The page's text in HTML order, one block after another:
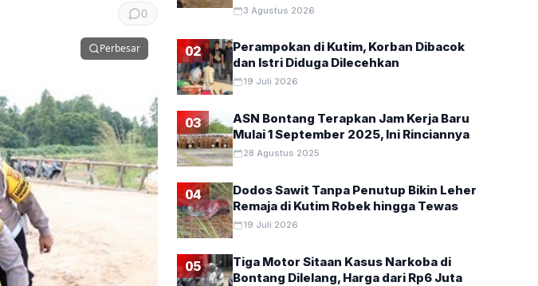
0
Perbesar
3 Agustus 2026
02
Perampokan di Kutim, Korban Dibacok
dan Istri Diduga Dilecehkan
19 Juli 2026
03
ASN Bontang Terapkan Jam Kerja Baru
Mulai 1 September 2025, Ini Rinciannya
28 Agustus 2025
04
Dodos Sawit Tanpa Penutup Bikin Leher
Remaja di Kutim Robek hingga Tewas
19 Juli 2026
05
Tiga Motor Sitaan Kasus Narkoba di
Bontang Dilelang, Harga dari Rp6 Juta